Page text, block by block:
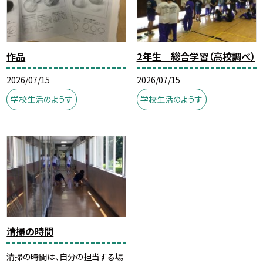
作品
2026/07/15
学校生活のようす
2年生 総合学習（高校調べ）
2026/07/15
学校生活のようす
清掃の時間
清掃の時間は、自分の担当する場